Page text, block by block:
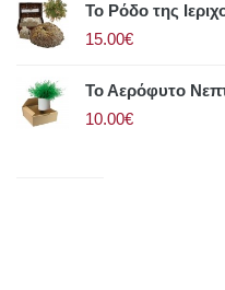
Το Ρόδο της
15.00€
Το Αερόφυτο
10.00€